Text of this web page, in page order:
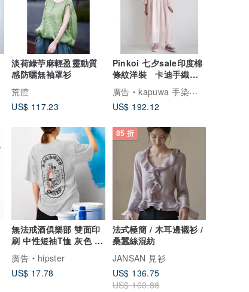
淡荷綠苧麻輕盈靈動質
感防曬無袖罩衫
荒腔
US$ 117.23
Pinkoi 七夕sale印度棉
條紋洋裝 卡迪手織木
版印花 七分袖顯瘦連
廣告
kapuwa 手染布語
US$ 192.12
無法戒酒俱樂部 雙面印
刷 中性短袖T恤 灰色 禮
物快速出貨飲酒夏
廣告
hipster
US$ 17.78
85 折
法式極簡 / 木耳邊襯衫 /
桑蠶絲混紡
JANSAN 見衫
US$ 136.75
US$ 160.88